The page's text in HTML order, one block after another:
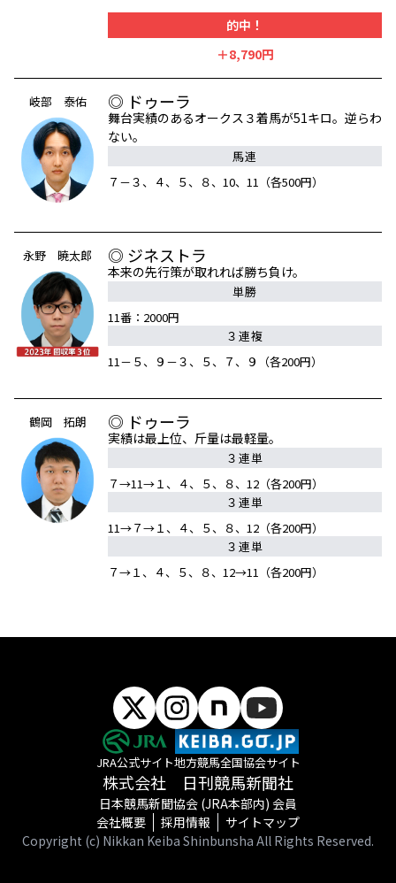
的中！
＋8,790円
岐部 泰佑 ◎ ドゥーラ
舞台実績のあるオークス３着馬が51キロ。逆らわ
ない。
馬連
７－３、４、５、８、10、11（各500円）
永野 暁太郎 ◎ ジネストラ
本来の先行策が取れれば勝ち負け。
単勝
11番：2000円
３連複
11－５、９－３、５、７、９（各200円）
鶴岡 拓朗 ◎ ドゥーラ
実績は最上位、斤量は最軽量。
３連単
７→11→１、４、５、８、12（各200円）
３連単
11→７→１、４、５、８、12（各200円）
３連単
７→１、４、５、８、12→11（各200円）
JRA公式サイト地方競馬全国協会サイト
株式会社 日刊競馬新聞社
日本競馬新聞協会 (JRA本部内) 会員
会社概要
採用情報
サイトマップ
Copyright (c) Nikkan Keiba Shinbunsha All Rights Reserved.